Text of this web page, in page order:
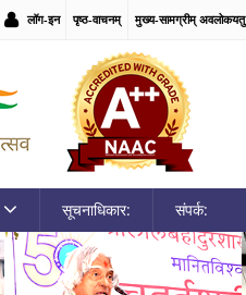
लॉग-इन पृष्ठ-वाचनम् मुख्य-सामग्रीम् अवलोकयतु
सूचनाधिकार: संपर्क: